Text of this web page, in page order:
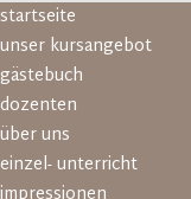
Navigation
überspringen
startseite
unser kursangebot
gästebuch
dozenten
über uns
einzel- unterricht